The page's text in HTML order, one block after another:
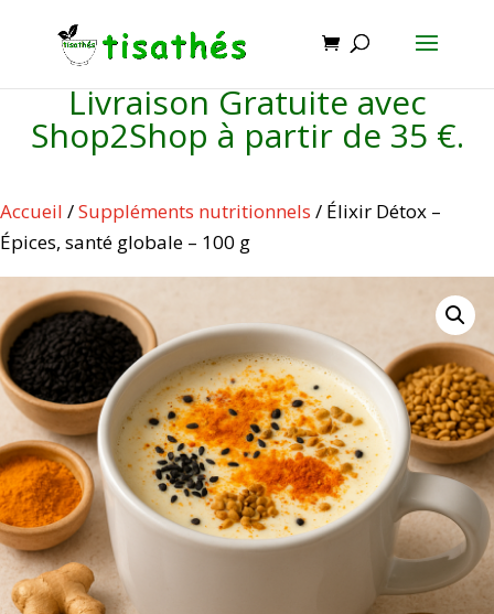
Livraison Gratuite avec
Shop2Shop à partir de 35 €.
Accueil /Suppléments nutritionnels / Élixir Détox –
Épices, santé globale – 100 g